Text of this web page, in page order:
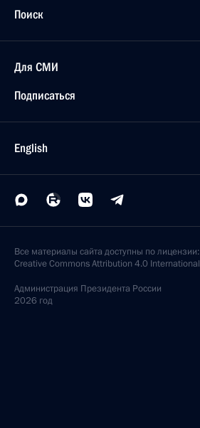
Поиск
Для СМИ
Подписаться
English
Все материалы сайта доступны по лицензии:
Creative Commons Attribution 4.0 International
Администрация Президента России
2026 год